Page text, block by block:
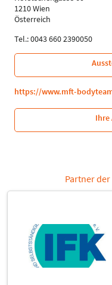
1210 Wien
Österreich
Tel.: 0043 660 2390050
https://www.mft-
Ihre
Partner der